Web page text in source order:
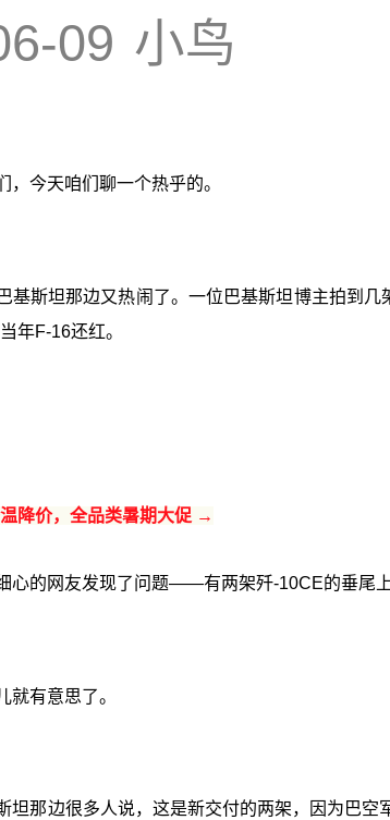
09 小鸟
，今天咱们聊一个热乎的。
基斯坦那边又热闹了。一位巴基斯坦博主拍到
年F-16还红。
降价，全品类暑期大促 →
心的网友发现了问题——有两架歼-10CE的垂尾上
就有意思了。
坦那边很多人说，这是新交付的两架，因为巴